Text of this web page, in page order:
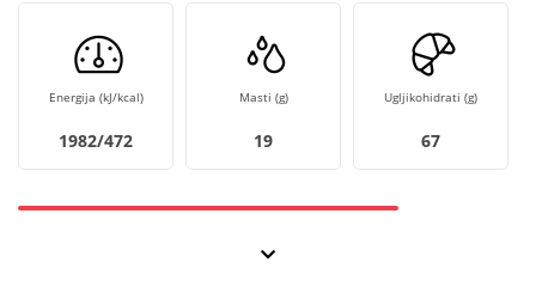
Energija (kJ/kcal)
1982/472
Masti (g)
19
Ugljikohidrati (g)
67